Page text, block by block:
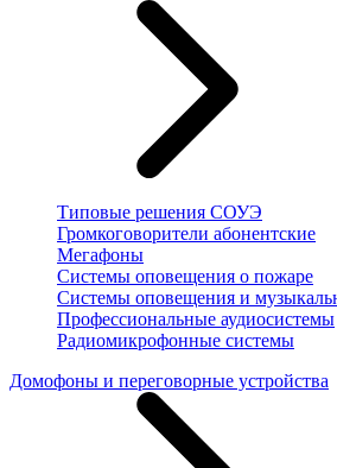
Типовые решения СОУЭ
Громкоговорители абонентские
Мегафоны
Системы оповещения о пожаре
Системы оповещения и
Профессиональные аудиосистемы
Радиомикрофонные системы
Домофоны и переговорные устройства